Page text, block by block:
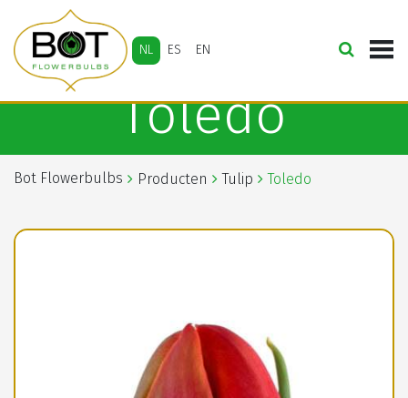
NL ES EN
Toledo
Bot Flowerbulbs Producten Tulip Toledo